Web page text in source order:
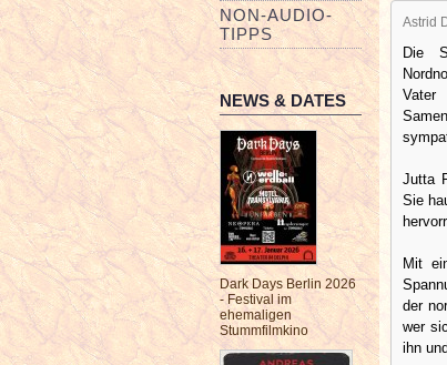
NON-AUDIO-
TIPPS
NEWS & DATES
Dark Days Berlin 2026
- Festival im
ehemaligen
Stummfilmkino
Astrid
Die
Vater
Jutta
Sie
Mit
der
wer
ihn